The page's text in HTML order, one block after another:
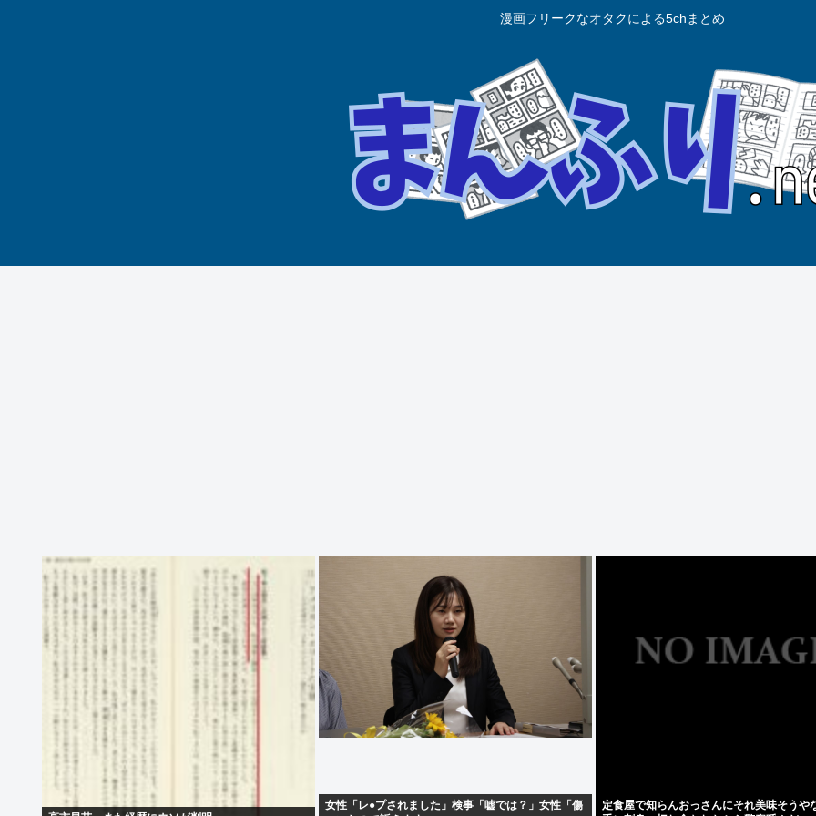
漫画フリークなオタクによる5chまとめ
女性「レ●プされました」検事「嘘では？」女性「傷
定食屋で知らんおっさんにそれ美味そうや